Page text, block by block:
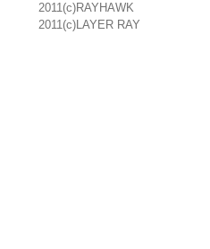
2011(c)RAYHAWK
2011(c)LAYER RAY